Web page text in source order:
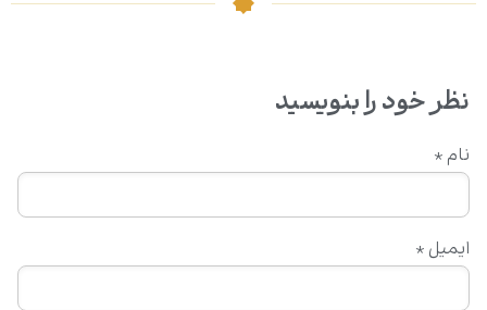
نظر خود را بنویسید
نام *
ایمیل *